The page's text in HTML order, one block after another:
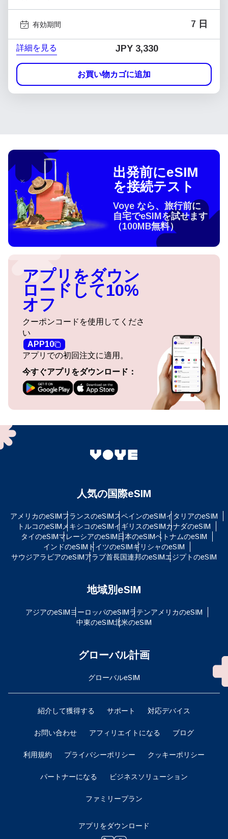
有効期間 7 日
詳細を見る JPY 3,330
お買い物カゴに追加
出発前にeSIM
を接続テスト
Voye なら、旅行前に
自宅でeSIMを試せます
（100MB無料）
アプリをダウン
ロードして10%
オフ
クーポンコードを使用してくださ
い
APP10
アプリでの初回注文に適用。
今すぐアプリをダウンロード：
人気の国際eSIM
アメリカのeSIMフランスのeSIMスペインのeSIMイタリアのeSIM
トルコのeSIM メキシコのeSIMイギリスのeSIMカナダのeSIM
タイのeSIMマレーシアのeSIM日本のeSIMベトナムのeSIM
インドのeSIM ドイツのeSIMギリシャのeSIM
サウジアラビアのeSIMアラブ首長国連邦のeSIMエジプトのeSIM
地域別eSIM
アジアのeSIMヨーロッパのeSIMラテンアメリカのeSIM
中東のeSIM北米のeSIM
グローバル計画
グローバルeSIM
紹介して獲得する サポート 対応デバイス
お問い合わせ アフィリエイトになる ブログ
利用規約 プライバシーポリシー クッキーポリシー
パートナーになる ビジネスソリューション
ファミリープラン
アプリをダウンロード